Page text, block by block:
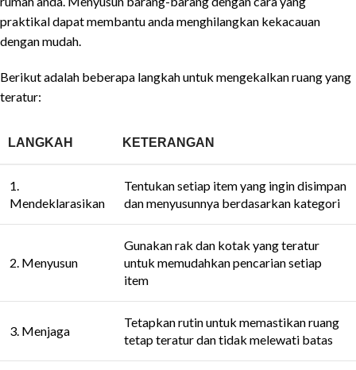
praktikal dapat membantu anda menghilangkan kekacauan
dengan mudah.
Berikut adalah beberapa langkah untuk mengekalkan ruang yang
teratur:
LANGKAH KETERANGAN
1.
Mendeklarasikan
Tentukan setiap item yang ingin disimpan
dan menyusunnya berdasarkan kategori
2. Menyusun
Gunakan rak dan kotak yang teratur
untuk memudahkan pencarian setiap
item
3. Menjaga
Tetapkan rutin untuk memastikan ruang
tetap teratur dan tidak melewati batas